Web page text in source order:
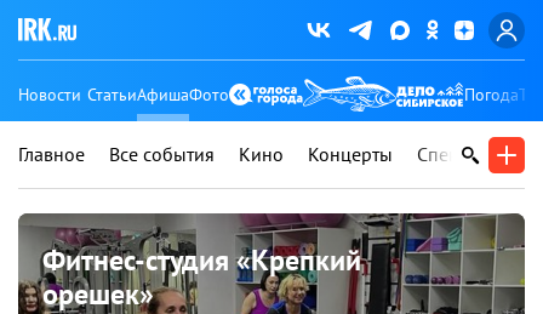
Новости СтатьиАфишаФото Погода
Главное Все события Кино Концерты Спектакли
Фитнес-студия «Крепкий
орешек»